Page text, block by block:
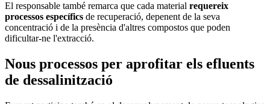
El responsable també remarca que cada material requereix
processos específics de recuperació, depenent de la seva
concentració i de la presència d'altres compostos que poden
dificultar-ne l'extracció.
Nous processos per aprofitar els efluents
de dessalinització